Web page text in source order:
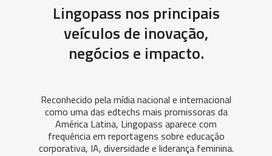
Lingopass nos principais
veículos de inovação,
negócios e impacto.
Reconhecido pela mídia nacional e internacional
como uma das edtechs mais promissoras da
América Latina, Lingopass aparece com
frequência em reportagens sobre educação
corporativa, IA, diversidade e liderança feminina.